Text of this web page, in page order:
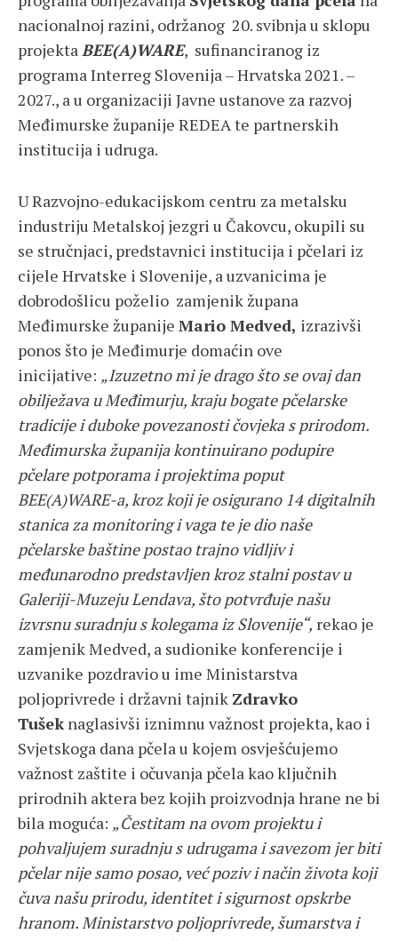
nacionalnoj razini, održanog 20. svibnja u sklopu
projektaBEE(A)WARE, sufinanciranog iz
programa Interreg Slovenija – Hrvatska 2021. –
2027., a u organizaciji Javne ustanove za razvoj
Međimurske županije REDEA te partnerskih
institucija i udruga.
U Razvojno-edukacijskom centru za metalsku
industriju Metalskoj jezgri u Čakovcu, okupili su
se stručnjaci, predstavnici institucija i pčelari iz
cijele Hrvatske i Slovenije, a uzvanicima je
dobrodošlicu poželio zamjenik župana
Međimurske županije Mario Medved, izrazivši
ponos što je Međimurje domaćin ove
inicijative: „Izuzetno mi je drago što se ovaj dan
obilježava u Međimurju, kraju bogate pčelarske
tradicije i duboke povezanosti čovjeka s prirodom.
Međimurska županija kontinuirano podupire
pčelare potporama i projektima poput
BEE(A)WARE-a, kroz koji je osigurano 14 digitalnih
stanica za monitoring i vaga te je dio naše
pčelarske baštine postao trajno vidljiv i
međunarodno predstavljen kroz stalni postav u
Galeriji-Muzeju Lendava, što potvrđuje našu
izvrsnu suradnju s kolegama iz Slovenije“, rekao je
zamjenik Medved, a sudionike konferencije i
uzvanike pozdravio u ime Ministarstva
poljoprivrede i državni tajnik Zdravko
Tušeknaglasivši iznimnu važnost projekta, kao i
Svjetskoga dana pčela u kojem osvješćujemo
važnost zaštite i očuvanja pčela kao ključnih
prirodnih aktera bez kojih proizvodnja hrane ne bi
bila moguća: „Čestitam na ovom projektu i
pohvaljujem suradnju s udrugama i savezom jer biti
pčelar nije samo posao, već poziv i način života koji
čuva našu prirodu, identitet i sigurnost opskrbe
hranom. Ministarstvo poljoprivrede, šumarstva i